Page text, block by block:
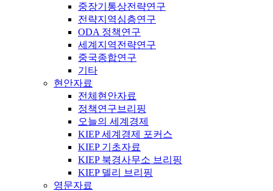
중장기통상전략연구
전략지역심층연구
ODA 정책연구
세계지역전략연구
중국종합연구
기타
현안자료
전체현안자료
정책연구브리핑
오늘의 세계경제
KIEP 세계경제 포커스
KIEP 기초자료
KIEP 북경사무소 브리핑
KIEP 델리 브리핑
영문자료